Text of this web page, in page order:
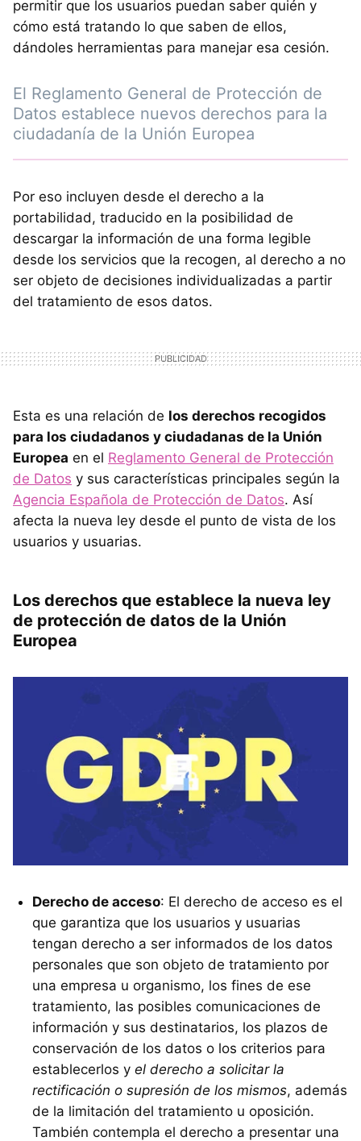
permitir que los usuarios puedan saber quién y
cómo está tratando lo que saben de ellos,
dándoles herramientas para manejar esa cesión.
El Reglamento General de Protección de
Datos establece nuevos derechos para la
ciudadanía de la Unión Europea
Por eso incluyen desde el derecho a la
portabilidad, traducido en la posibilidad de
descargar la información de una forma legible
desde los servicios que la recogen, al derecho a no
ser objeto de decisiones individualizadas a partir
del tratamiento de esos datos.
Esta es una relación de los derechos recogidos
para los ciudadanos y ciudadanas de la Unión
Europea en el Reglamento General de Protección
de Datos y sus características principales según la
Agencia Española de Protección de Datos. Así
afecta la nueva ley desde el punto de vista de los
usuarios y usuarias.
Los derechos que establece la nueva ley
de protección de datos de la Unión
Europea
Derecho de acceso: El derecho de acceso es el
que garantiza que los usuarios y usuarias
tengan derecho a ser informados de los datos
personales que son objeto de tratamiento por
una empresa u organismo, los fines de ese
tratamiento, las posibles comunicaciones de
información y sus destinatarios, los plazos de
conservación de los datos o los criterios para
establecerlos y el derecho a solicitar la
rectificación o supresión de los mismos, además
de la limitación del tratamiento u oposición.
También contempla el derecho a presentar una